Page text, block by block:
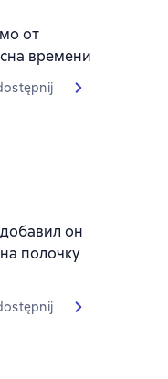
от
времени
он
полочку